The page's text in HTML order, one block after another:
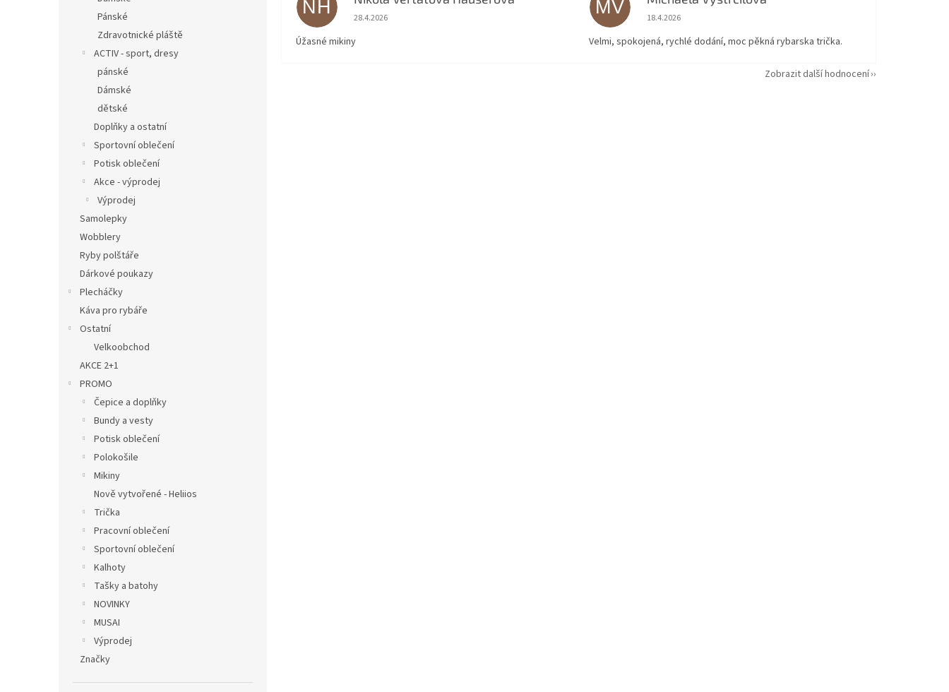
Pánské
Zdravotnické pláště
ACTIV - sport, dresy
pánské
Dámské
dětské
Doplňky a ostatní
Sportovní oblečení
Potisk oblečení
Akce - výprodej
Výprodej
Samolepky
Wobblery
Ryby polštáře
Dárkové poukazy
Plecháčky
Káva pro rybáře
Ostatní
Velkoobchod
AKCE 2+1
PROMO
Čepice a doplňky
Bundy a vesty
Potisk oblečení
Polokošile
Mikiny
Nově vytvořené - Heliios
Trička
Pracovní oblečení
Sportovní oblečení
Kalhoty
Tašky a batohy
NOVINKY
MUSAI
Výprodej
Značky
NH Hodnocení obchodu je 5 z 5 hvězdiček.
28.4.2026
Úžasné mikiny
MV Hodnocení obchodu je 5 z 5 hvězdiček.
18.4.2026
Velmi, spokojená, rychlé dodání, moc pěkná rybarska trička.
Zobrazit další hodnocení